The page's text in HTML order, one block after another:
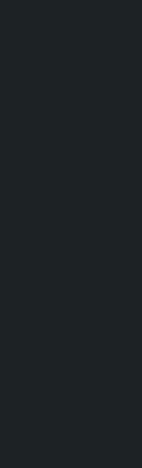
‘देशमा कहिल्यै
सांसद यादवले